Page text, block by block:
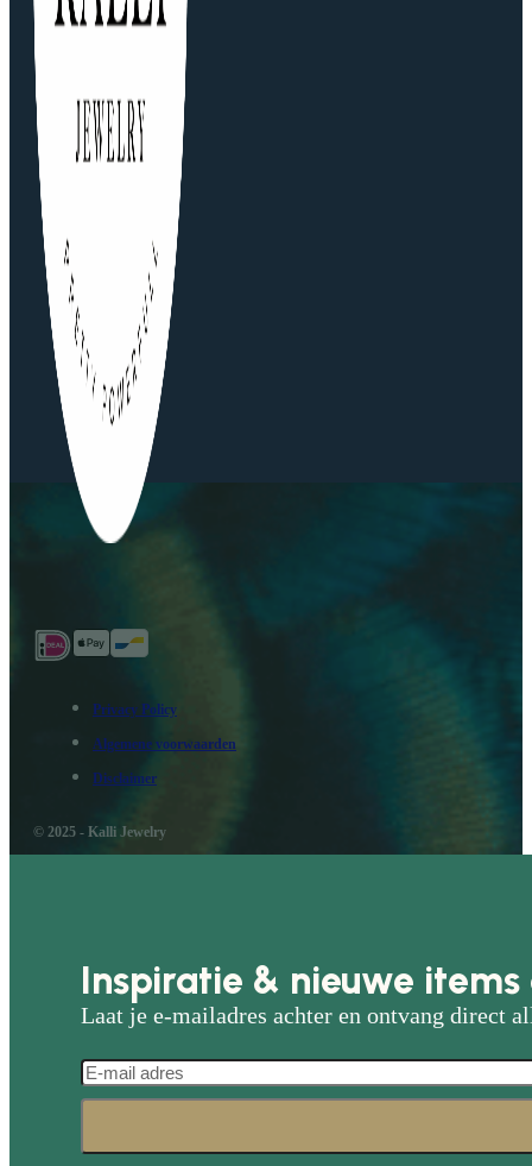
Privacy Policy
Algemene voorwaarden
Disclaimer
© 2025 - Kalli Jewelry
Inspiratie & nieuwe
Laat je e-mailadres achter en ontvang direct